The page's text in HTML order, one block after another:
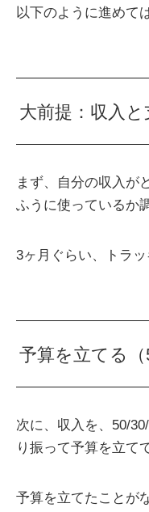
以下のように進めて
大前提：収入
まず、自分の収入が
ふうに使っているか
3ヶ月ぐらい、トラ
予算を立てる（
次に、収入を、50/
り振って予算を立て
予算を立てたことが